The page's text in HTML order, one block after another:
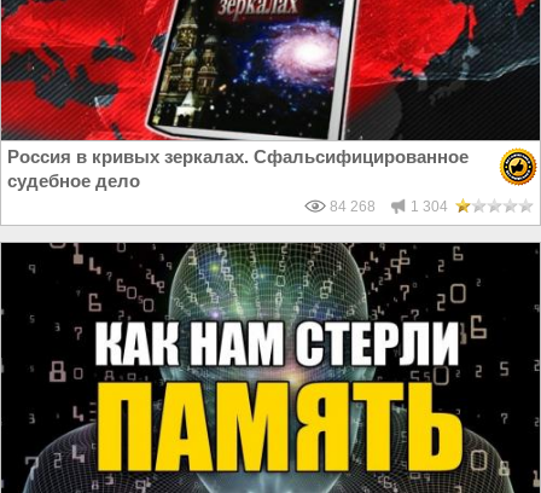
Россия в кривых зеркалах. Сфальсифицированное
судебное дело
84 268 1 304